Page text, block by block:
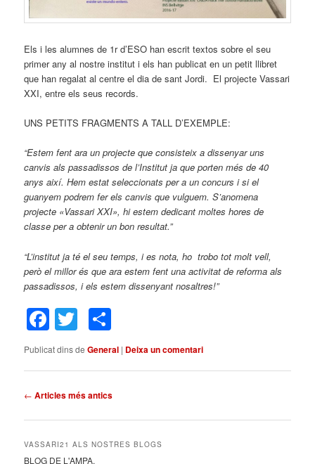
Els i les alumnes de 1r d’ESO han escrit textos sobre el seu
primer any al nostre institut i els han publicat en un petit llibret
que han regalat al centre el dia de sant Jordi. El projecte Vassari
XXI, entre els seus records.
UNS PETITS FRAGMENTS A TALL D’EXEMPLE:
“Estem fent ara un projecte que consisteix a dissenyar uns
canvis als passadissos de l’Institut ja que porten més de 40
anys així. Hem estat seleccionats per a un concurs i si el
guanyem podrem fer els canvis que vulguem. S’anomena
projecte «Vassari XXI», hi estem dedicant moltes hores de
classe per a obtenir un bon resultat.”
“L’institut ja té el seu temps, i es nota, ho trobo tot molt vell,
però el millor és que ara estem fent una activitat de reforma als
passadissos, i els estem dissenyant nosaltres!”
Facebook
Twitter
Publicat dins de General | Deixa un comentari
Navegació
articles
← Articles més antics
VASSARI21 ALS NOSTRES BLOGS
BLOG DE L'AMPA.